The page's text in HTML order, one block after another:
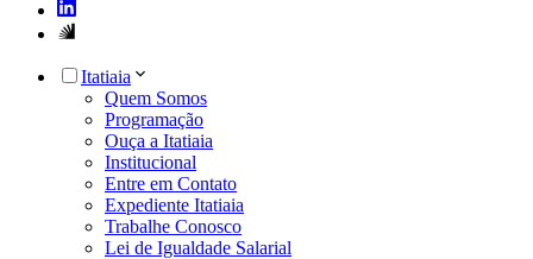
Itatiaia
Quem Somos
Programação
Ouça a Itatiaia
Institucional
Entre em Contato
Expediente Itatiaia
Trabalhe Conosco
Lei de Igualdade Salarial